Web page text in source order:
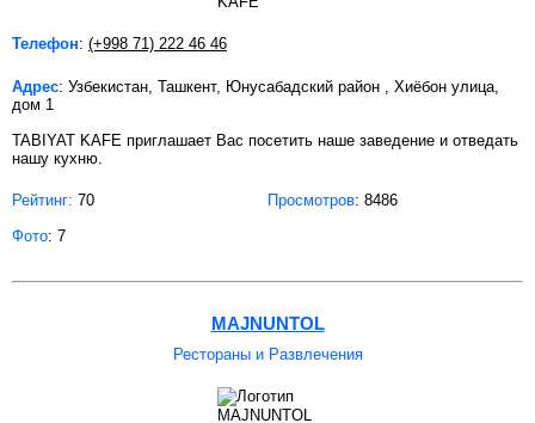
Телефон: (+998 71) 222 46 46
Адрес: Узбекистан, Ташкент, Юнусабадский район , Хиёбон улица,
дом 1
TABIYAT KAFE приглашает Вас посетить наше заведение и отведать
нашу кухню.
Рейтинг: 70 Просмотров: 8486
Фото: 7
MAJNUNTOL
Рестораны и Развлечения